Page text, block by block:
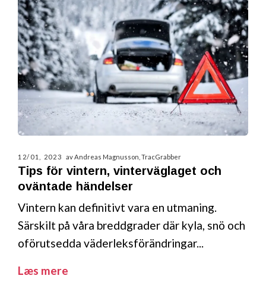
12/01, 2023 av Andreas Magnusson, TracGrabber
Tips för vintern, vinterväglaget och
oväntade händelser
Vintern kan definitivt vara en utmaning.
Särskilt på våra breddgrader där kyla, snö och
oförutsedda väderleksförändringar...
Læs mere